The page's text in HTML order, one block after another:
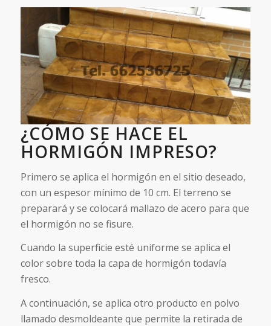
¿CÓMO SE HACE EL
HORMIGÓN IMPRESO?
Primero se aplica el hormigón en el sitio deseado,
con un espesor mínimo de 10 cm. El terreno se
preparará y se colocará mallazo de acero para que
el hormigón no se fisure.
Cuando la superficie esté uniforme se aplica el
color sobre toda la capa de hormigón todavía
fresco.
A continuación, se aplica otro producto en polvo
llamado desmoldeante que permite la retirada de